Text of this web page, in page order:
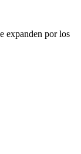
expanden por los